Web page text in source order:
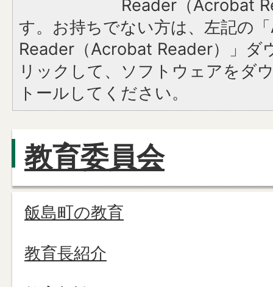
Reader（Acrobat
す。お持ちでない方は、左記の
Reader（Acrobat Reader）」ダ
リックして、ソフトウェアをダ
トールしてください。
教育委員会
飯島町の教育
教育長紹介